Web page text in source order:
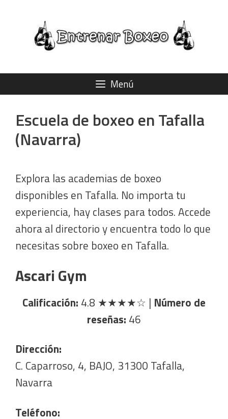
contenido
Menú
Escuela de boxeo en Tafalla
(Navarra)
Explora las academias de boxeo
disponibles en Tafalla. No importa tu
experiencia, hay clases para todos. Accede
ahora al directorio y encuentra todo lo que
necesitas sobre boxeo en Tafalla.
Ascari Gym
Calificación: 4.8 ★★★★☆ | Número de
reseñas: 46
Dirección:
C. Caparroso, 4, BAJO, 31300 Tafalla,
Navarra
Teléfono: